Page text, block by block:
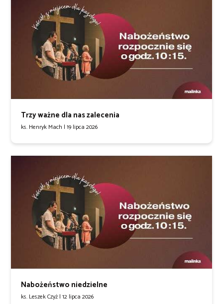
Trzy ważne dla nas zalecenia
ks. Henryk Mach | 19 lipca 2026
Nabożeństwo niedzielne
ks. Leszek Czyż | 12 lipca 2026